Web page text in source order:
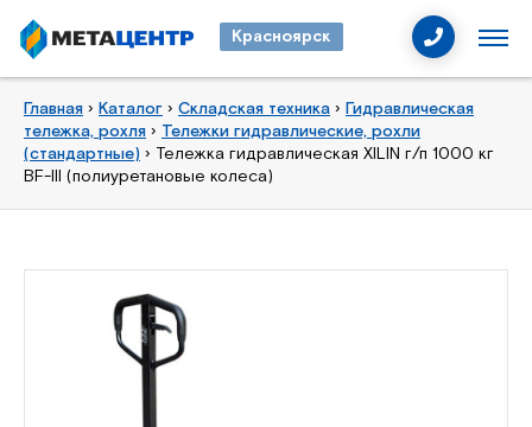
Красноярск
Главная › Каталог › Складская техника › Гидравлическая
тележка, рохля › Тележки гидравлические, рохли
(стандартные) › Тележка гидравлическая XILIN г/п 1000 кг
BF-III (полиуретановые колеса)